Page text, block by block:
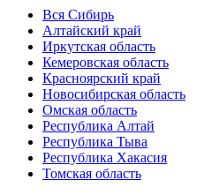
Вся Сибирь
Алтайский край
Иркутская область
Кемеровская область
Красноярский край
Новосибирская область
Омская область
Республика Алтай
Республика Тыва
Республика Хакасия
Томская область